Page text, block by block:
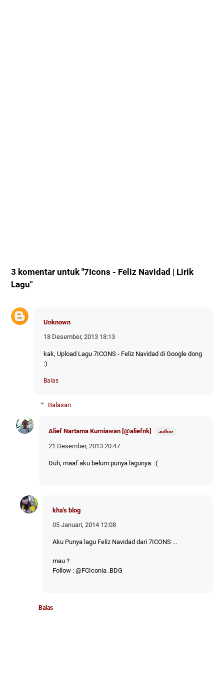
3 komentar untuk "7Icons - Feliz Navidad | Lirik
Lagu"
Unknown
18 Desember, 2013 18:13
kak, Upload Lagu 7ICONS - Feliz Navidad di Google dong
:)
Balas
Balasan
Alief Nartama Kurniawan [@aliefnk]
21 Desember, 2013 20:47
Duh, maaf aku belum punya lagunya. :(
kha's blog
05 Januari, 2014 12:08
Aku Punya lagu Feliz Navidad dari 7ICONS ...
mau ?
Follow : @FCIconia_BDG
Balas